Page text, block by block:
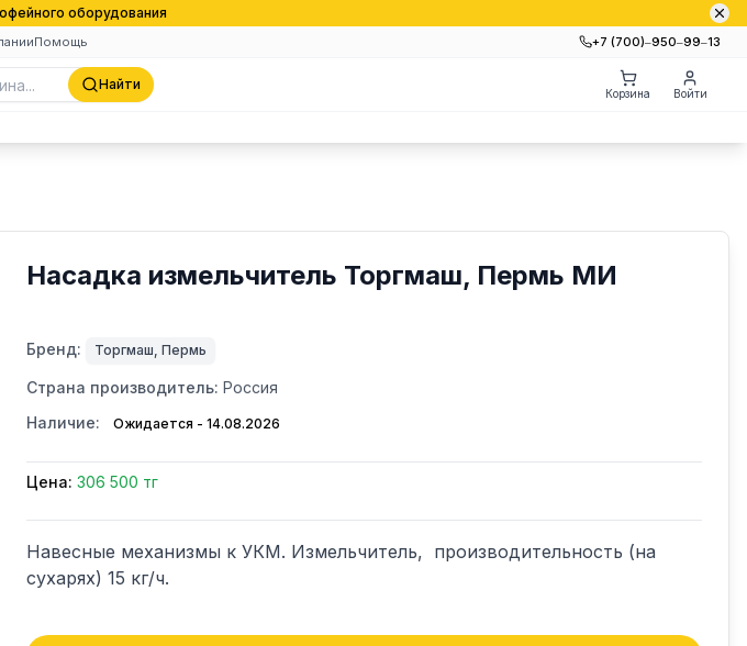
оборудования
Помощь +7 (700)‒950‒99‒13
Найти
Корзина Войти
Насадка измельчитель Торгмаш, Пермь МИ
Бренд: Торгмаш, Пермь
Страна производитель: Россия
Наличие:
Ожидается - 14.08.2026
Цена: 306 500 тг
Навесные механизмы к УКМ. Измельчитель,  производительность (на
сухарях) 15 кг/ч.